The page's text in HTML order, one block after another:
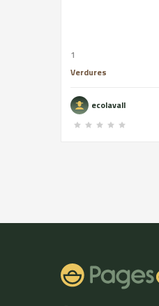
1
Verdures
ecolavall